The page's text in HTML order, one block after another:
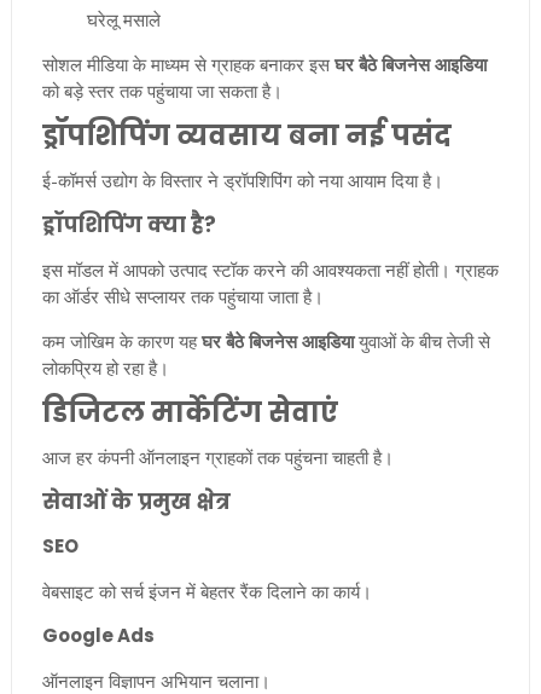
घरेलू मसाले
सोशल मीडिया के माध्यम से ग्राहक बनाकर इस घर बैठे बिजनेस आइडिया
को बड़े स्तर तक पहुंचाया जा सकता है।
ड्रॉपशिपिंग व्यवसाय बना नई पसंद
ई-कॉमर्स उद्योग के विस्तार ने ड्रॉपशिपिंग को नया आयाम दिया है।
ड्रॉपशिपिंग क्या है?
इस मॉडल में आपको उत्पाद स्टॉक करने की आवश्यकता नहीं होती। ग्राहक
का ऑर्डर सीधे सप्लायर तक पहुंचाया जाता है।
कम जोखिम के कारण यहघर बैठे बिजनेस आइडियायुवाओं के बीच तेजी से
लोकप्रिय हो रहा है।
डिजिटल मार्केटिंग सेवाएं
आज हर कंपनी ऑनलाइन ग्राहकों तक पहुंचना चाहती है।
सेवाओं के प्रमुख क्षेत्र
SEO
वेबसाइट को सर्च इंजन में बेहतर रैंक दिलाने का कार्य।
Google Ads
ऑनलाइन विज्ञापन अभियान चलाना।